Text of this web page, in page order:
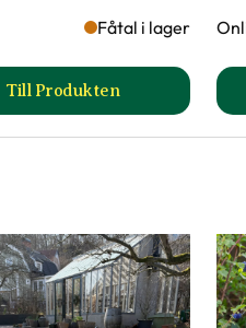
Fåtal i lager
Till Produkten
till Knädyna Evergro